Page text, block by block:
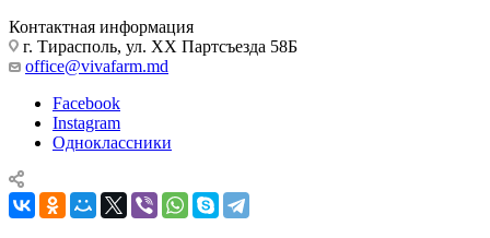
Контактная информация
г. Тирасполь, ул. ХХ Партсъезда 58Б
office@vivafarm.md
Facebook
Instagram
Одноклассники